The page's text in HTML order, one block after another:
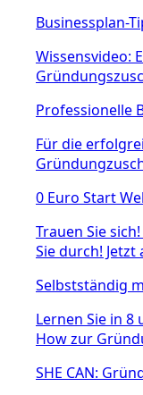
Businessplan-
Wissensvideo:
Professionelle
Für die
0 Euro Start
Trauen Sie
Sie durch!
Selbstständig
Lernen Sie in
How zur
SHE CAN: